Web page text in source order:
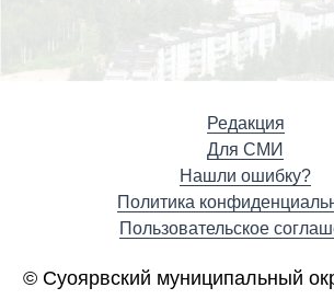
Редакция
Для СМИ
Нашли ошибку?
Политика
Пользовательское
© Суоярвский муниципальный